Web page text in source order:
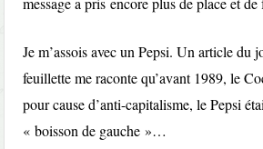
Je m’assois avec un Pepsi. Un article du
feuillette me raconte qu’avant 1989, le
pour cause d’anti-capitalisme, le Pepsi
« boisson de gauche »…